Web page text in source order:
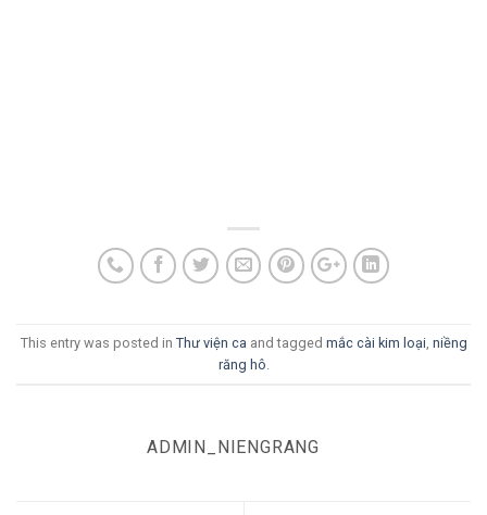
This entry was posted in Thư viện ca and tagged mắc cài kim loại niềng
răng hô
ADMIN_NIENGRANG